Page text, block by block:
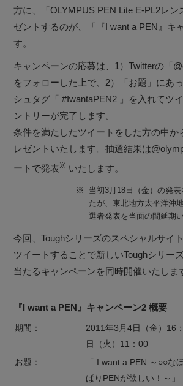
方に、「OLYMPUS PEN Lite E-PL2レン
ゼントするのが、「『I want a PEN』キ
す。
キャンペーンの応募は、1）Twitterの「
をフォローした上で、2）「お題」にあ
シュタグ「 #IwantaPEN2 」を入れてツ
ントリーが完了します。
条件を満たしたツイートをした方の中か
レゼントいたします。抽選結果は
ートで発表※ いたします。
※
当初3月18日（金）の発
たが、東北地方太平洋沖
選者発表を当面の間延期
今回、Toughシリーズのスペシャルサイト
ツイートすることで新しいToughシリー
当たるキャンペーンを同時開催いたしま
『I want a PEN』キャンペーン2 概要
期間：
2011年3月4日（金）16
日（火）11：00
お題：
「 I want a PEN ～○○な
ぱりPENが欲しい！～」